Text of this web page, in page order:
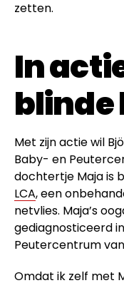
zetten.
In
blinde
Met zijn actie wil
Baby- en
dochtertje Maja is
LCA, een
netvlies. Maja’s
gediagnosticeerd
Peutercentrum
Omdat ik zelf met